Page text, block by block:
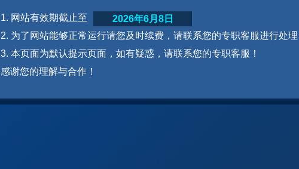
1. 网站有效期截止至
2. 为了网站能够正常运行请您及时续费，请联系您的专职客服进行处
3. 本页面为默认提示页面，如有疑惑，请联系您的专职客服！
感谢您的理解与合作！
2026年6月8日